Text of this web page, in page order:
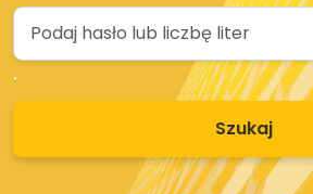
Dodaj
hasło
Kontakt
.
Szukaj